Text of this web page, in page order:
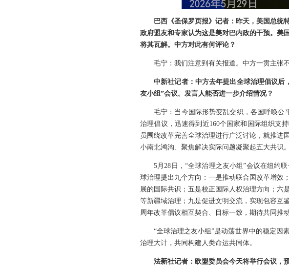
巴西《圣保罗页报》记者：昨天，美国总统
政府盟友和专家认为这是美对巴内政的干预。美
将其瓦解。中方对此有何评论？
毛宁：我们注意到有关报道。中方一贯主张
中新社记者：中方去年提出全球治理倡议后
友小组”会议。发言人能否进一步介绍情况？
毛宁：当今国际形势变乱交织，各国呼唤公
治理倡议，迅速得到近160个国家和国际组织支
员围绕改革完善全球治理进行广泛讨论，就推进
小南北鸿沟、聚焦解决实际问题凝聚起五大共识。
5月28日，“全球治理之友小组”会议在纽约
球治理提出九个方向：一是推动联合国改革增效
展的国际共识；五是校正国际人权治理方向；六
等新疆域治理；九是促进文明交流，实现包容互
周年改革倡议相互契合、目标一致，期待共同推
“全球治理之友小组”是动荡世界中的稳定因
治理大计，共同构建人类命运共同体。
法新社记者：欧盟委员会今天将举行会议，